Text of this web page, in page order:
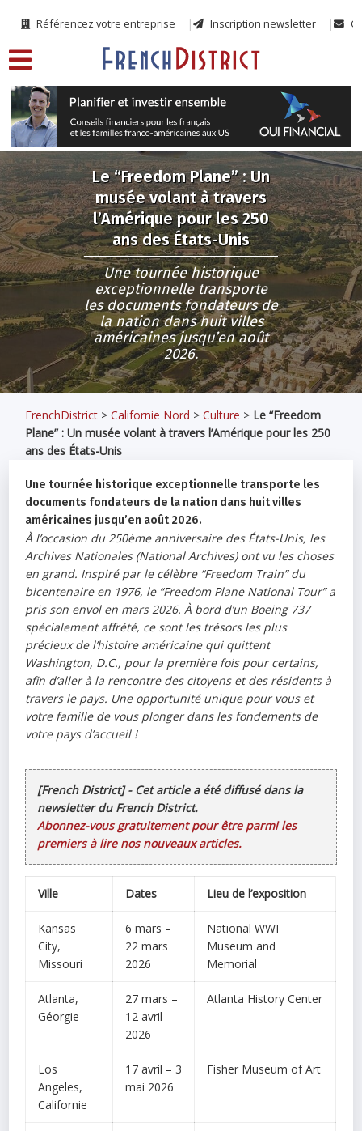
Référencez votre entreprise Inscription newsletter
Le “Freedom Plane” : Un
musée volant à travers
l’Amérique pour les 250
ans des États-Unis
Une tournée historique
exceptionnelle transporte
les documents fondateurs de
la nation dans huit villes
américaines jusqu’en août
2026.
FrenchDistrict >Californie Nord >Culture > Le “Freedom
Plane” : Un musée volant à travers l’Amérique pour les 250
ans des États-Unis
Une tournée historique exceptionnelle transporte les
documents fondateurs de la nation dans huit villes
américaines jusqu’en août 2026.
À l’occasion du 250ème anniversaire des États-Unis, les
Archives Nationales (National Archives) ont vu les choses
en grand. Inspiré par le célèbre “Freedom Train” du
bicentenaire en 1976, le “Freedom Plane National Tour” a
pris son envol en mars 2026. À bord d’un Boeing 737
spécialement affrété, ce sont les trésors les plus
précieux de l’histoire américaine qui quittent
Washington, D.C., pour la première fois pour certains,
afin d’aller à la rencontre des citoyens et des résidents à
travers le pays. Une opportunité unique pour vous et
votre famille de vous plonger dans les fondements de
votre pays d’accueil !
[French District] - Cet article a été diffusé dans la
newsletter du French District.
Abonnez-vous gratuitement pour être parmi les
premiers à lire nos nouveaux articles.
Ville Dates Lieu de l’exposition
Kansas
City,
Missouri
6 mars –
22 mars
2026
National WWI
Museum and
Memorial
Atlanta,
Géorgie
27 mars –
12 avril
2026
Atlanta History Center
Los
Angeles,
Californie
17 avril – 3
mai 2026
Fisher Museum of Art